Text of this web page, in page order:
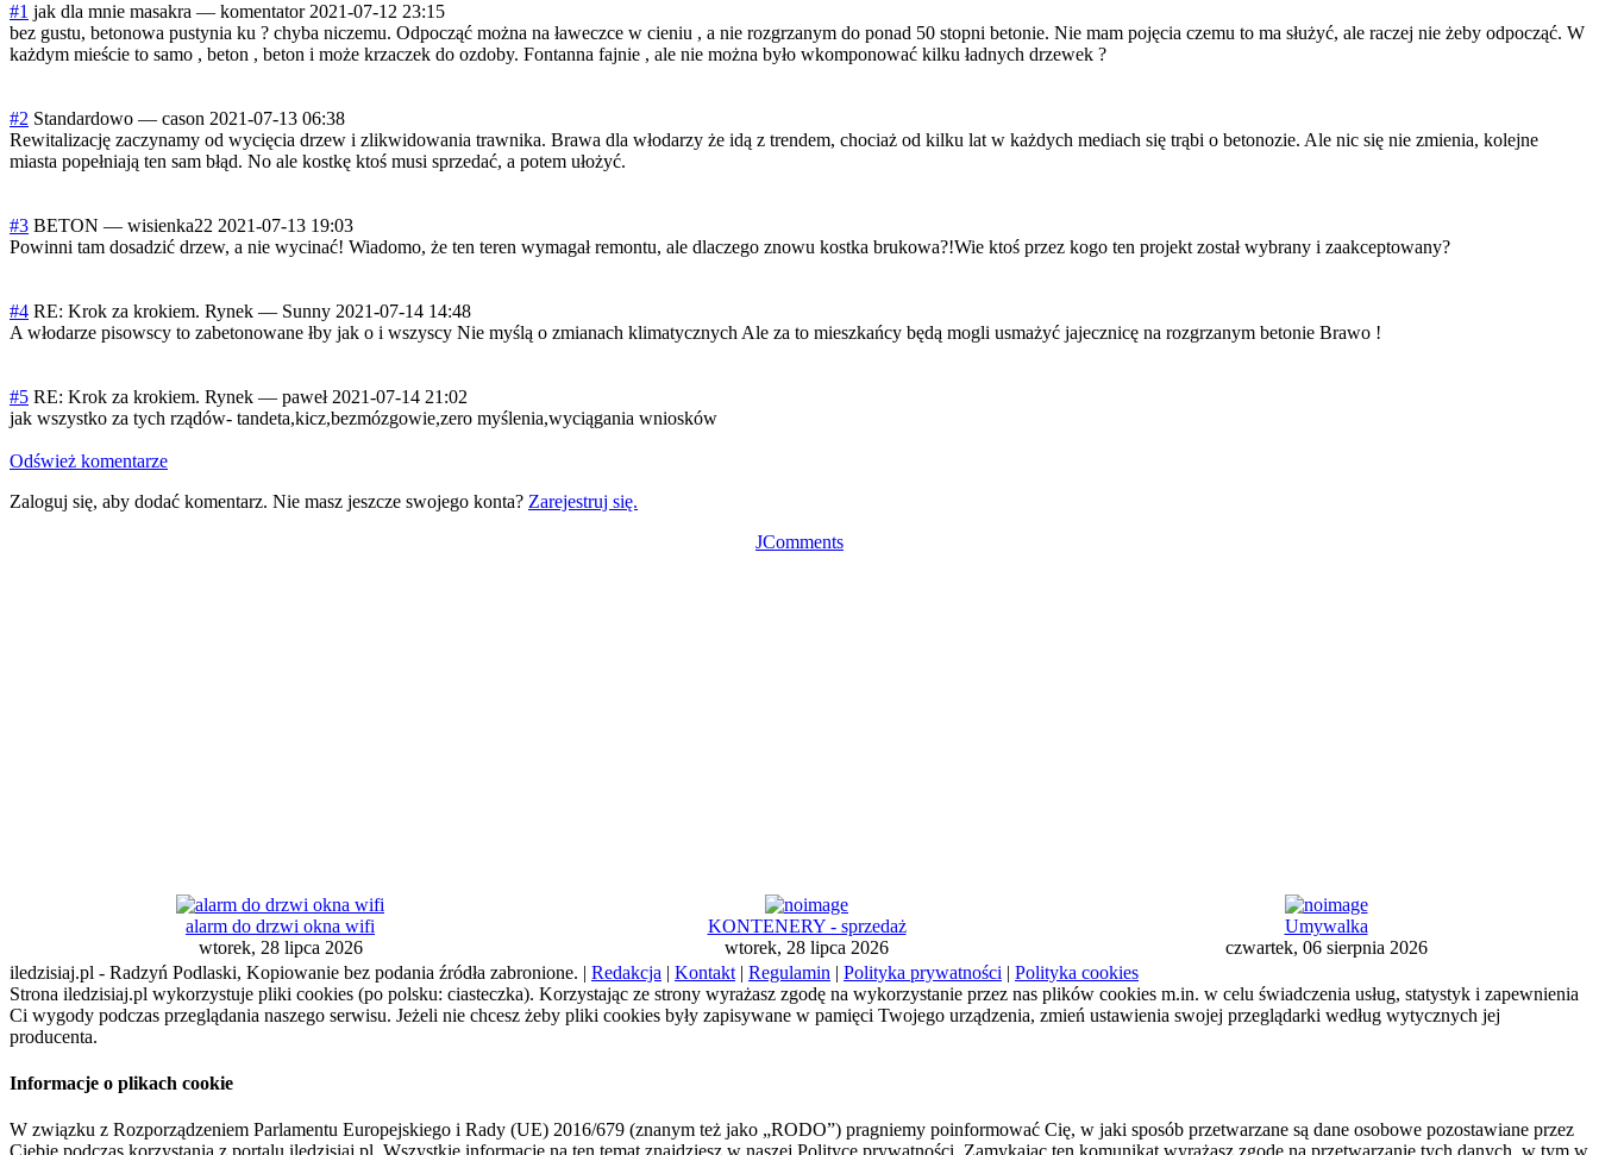
#1 jak dla mnie masakra — komentator 2021-07-12 23:15
bez gustu, betonowa pustynia ku ? chyba niczemu. Odpocząć można na ławeczce w cieniu , a nie rozgrzanym do ponad 50 stopni betonie. Nie mam pojęcia czemu to ma służyć, ale raczej nie żeby odpocząć. W
każdym mieście to samo , beton , beton i może krzaczek do ozdoby. Fontanna fajnie , ale nie można było wkomponować kilku ładnych drzewek ?
#2 Standardowo — cason 2021-07-13 06:38
Rewitalizację zaczynamy od wycięcia drzew i zlikwidowania trawnika. Brawa dla włodarzy że idą z trendem, chociaż od kilku lat w każdych mediach się trąbi o betonozie. Ale nic się nie zmienia, kolejne
miasta popełniają ten sam błąd. No ale kostkę ktoś musi sprzedać, a potem ułożyć.
#3 BETON — wisienka22 2021-07-13 19:03
Powinni tam dosadzić drzew, a nie wycinać! Wiadomo, że ten teren wymagał remontu, ale dlaczego znowu kostka brukowa?!Wie ktoś przez kogo ten projekt został wybrany i zaakceptowany?
#4 RE: Krok za krokiem. Rynek — Sunny 2021-07-14 14:48
A włodarze pisowscy to zabetonowane łby jak o i wszyscy Nie myślą o zmianach klimatycznych Ale za to mieszkańcy będą mogli usmażyć jajecznicę na rozgrzanym betonie Brawo !
#5 RE: Krok za krokiem. Rynek — paweł 2021-07-14 21:02
jak wszystko za tych rządów- tandeta,kicz,bezmózgowie,zero myślenia,wyciągania wniosków
Odśwież komentarze
Zaloguj się, aby dodać komentarz. Nie masz jeszcze swojego konta? Zarejestruj się.
JComments
alarm do drzwi okna wifi
wtorek, 28 lipca 2026
KONTENERY - sprzedaż
wtorek, 28 lipca 2026
Umywalka
czwartek, 06 sierpnia 2026
iledzisiaj.pl - Radzyń Podlaski, Kopiowanie bez podania źródła zabronione. | Redakcja | Kontakt | Regulamin | Polityka prywatności | Polityka cookies
Strona iledzisiaj.pl wykorzystuje pliki cookies (po polsku: ciasteczka). Korzystając ze strony wyrażasz zgodę na wykorzystanie przez nas plików cookies m.in. w celu świadczenia usług, statystyk i zapewnienia
Ci wygody podczas przeglądania naszego serwisu. Jeżeli nie chcesz żeby pliki cookies były zapisywane w pamięci Twojego urządzenia, zmień ustawienia swojej przeglądarki według wytycznych jej
producenta.
Informacje o plikach cookie
W związku z Rozporządzeniem Parlamentu Europejskiego i Rady (UE) 2016/679 (znanym też jako „RODO”) pragniemy poinformować Cię, w jaki sposób przetwarzane są dane osobowe pozostawiane przez